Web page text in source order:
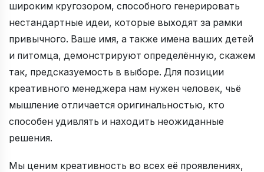
широким кругозором, способного генерировать
нестандартные идеи, которые выходят за рамки
привычного. Ваше имя, а также имена ваших детей
и питомца, демонстрируют определённую, скажем
так, предсказуемость в выборе. Для позиции
креативного менеджера нам нужен человек, чьё
мышление отличается оригинальностью, кто
способен удивлять и находить неожиданные
решения.
Мы ценим креативность во всех её проявлениях,